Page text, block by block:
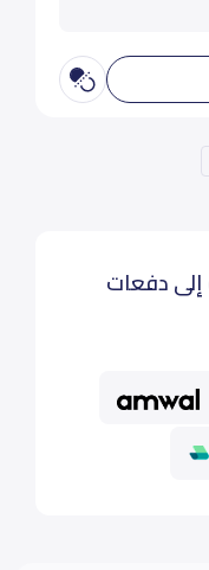
إلى دفعات